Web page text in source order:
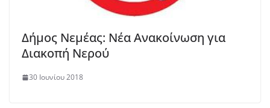
Δήμος Νεμέας: Νέα Ανακοίνωση για
Διακοπή Νερού
30 Ιουνίου 2018